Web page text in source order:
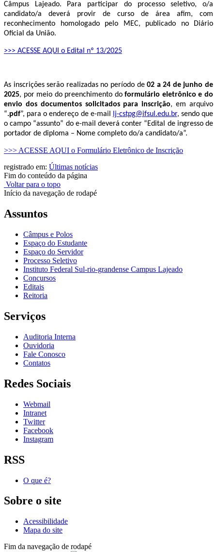
Câmpus Lajeado. Para participar do processo seletivo, o/a
candidato/a deverá provir de curso de área afim, com
reconhecimento homologado pelo MEC, publicado no Diário
Oficial da União.
>>> ACESSE AQUI o Edital nº 13/2025
As inscrições serão realizadas no período de02 a 24 de junho de
2025, por meio do preenchimento doformulário eletrônico e do
envio dos documentos solicitados para inscrição, em arquivo
“.pdf”, para o endereço de e-mail lj-cstpg@ifsul.edu.br, sendo que
o campo “assunto” do e-mail deverá conter “Edital de ingresso de
portador de diploma – Nome completo do/a candidato/a”.
>>> ACESSE AQUI o Formulário Eletrônico de Inscrição
registrado em: Últimas notícias
Fim do conteúdo da página
Voltar para o topo
Início da navegação de rodapé
Assuntos
Câmpus e Polos
Espaço do Estudante
Espaço do Servidor
Processo Seletivo
Instituto Federal Sul-rio-grandense Campus Lajeado
Concursos
Editais
Reitoria
Serviços
Auditoria Interna
Ouvidoria
Fale Conosco
Contatos
Redes Sociais
Webmail
Intranet
Twitter
Facebook
Instagram
RSS
O que é?
Sobre o site
Acessibilidade
Mapa do site
Fim da navegação de rodapé